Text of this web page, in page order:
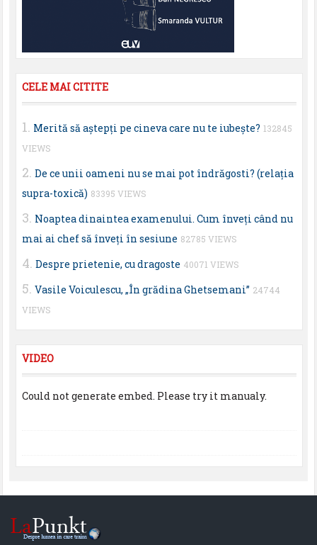
CELE MAI CITITE
Merită să aştepţi pe cineva care nu te iubeşte? 132845
VIEWS
De ce unii oameni nu se mai pot îndrăgosti? (relaţia
supra-toxică) 83395 VIEWS
Noaptea dinaintea examenului. Cum înveţi când nu
mai ai chef să înveţi în sesiune 82785 VIEWS
Despre prietenie, cu dragoste 40071 VIEWS
Vasile Voiculescu, „În grădina Ghetsemani” 24744
VIEWS
VIDEO
Could not generate embed. Please try it manualy.